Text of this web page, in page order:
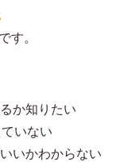
す。
か知りたい
いない
いかわからない